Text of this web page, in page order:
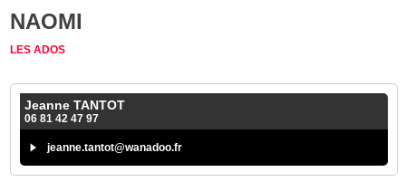
NAOMI
LES ADOS
Jeanne TANTOT
06 81 42 47 97
jeanne.tantot@wanadoo.fr